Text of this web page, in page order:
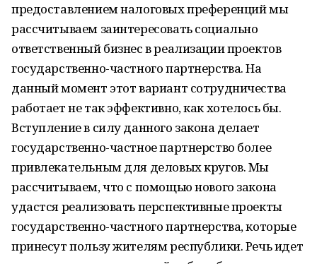
предоставлением налоговых преференций мы
рассчитываем заинтересовать социально
ответственный бизнес в реализации проектов
государственно-частного партнерства. На
данный момент этот вариант сотрудничества
работает не так эффективно, как хотелось бы.
Вступление в силу данного закона делает
государственно-частное партнерство более
привлекательным для деловых кругов. Мы
рассчитываем, что с помощью нового закона
удастся реализовать перспективные проекты
государственно-частного партнерства, которые
принесут пользу жителям республики. Речь идет